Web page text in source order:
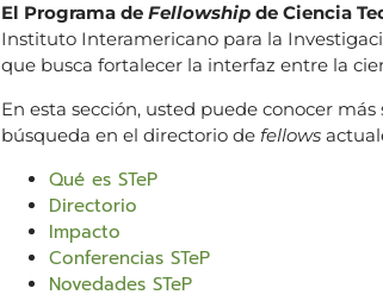
El Programa de Fellowship de Ciencia
Instituto Interamericano para la
que busca fortalecer la interfaz entre la
En esta sección, usted puede conocer
búsqueda en el directorio de fellows
Qué es STeP
Directorio
Impacto
Conferencias STeP
Novedades STeP